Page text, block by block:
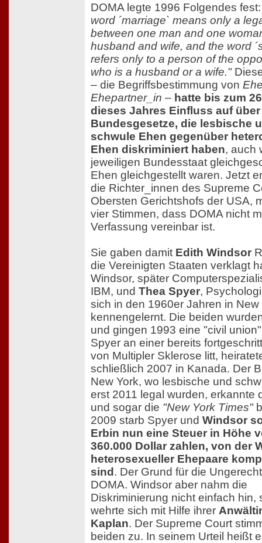
DOMA legte 1996 Folgendes
word ´marriage` means only a
between one man and one
husband and wife, and the word
refers only to a person of the
who is a husband or a wife."
– die Begriffsbestimmung von
Ehepartner_in – hatte bis zum
dieses Jahres Einfluss auf über
Bundesgesetze, die lesbische
schwule Ehen gegenüber
Ehen diskriminiert haben, auch
jeweiligen Bundesstaat
Ehen gleichgestellt waren. Jetzt
die Richter_innen des Supreme
Obersten Gerichtshofs der USA,
vier Stimmen, dass DOMA nicht
Verfassung vereinbar ist.
Sie gaben damit Edith Windsor
die Vereinigten Staaten verklagt
Windsor, später
IBM, und Thea Spyer,
sich in den 1960er Jahren in New
kennengelernt. Die beiden
und gingen 1993 eine "civil
Spyer an einer bereits
von Multipler Sklerose litt,
schließlich 2007 in Kanada. Der
New York, wo lesbische und
erst 2011 legal wurden, erkannte
und sogar die "New York Times"
2009 starb Spyer und Windsor
Erbin nun eine Steuer in Höhe
360.000 Dollar zahlen, von der
heterosexueller Ehepaare
sind. Der Grund für die
DOMA. Windsor aber nahm die
Diskriminierung nicht einfach hin,
wehrte sich mit Hilfe ihrer
Kaplan. Der Supreme Court
beiden zu. In seinem Urteil heißt